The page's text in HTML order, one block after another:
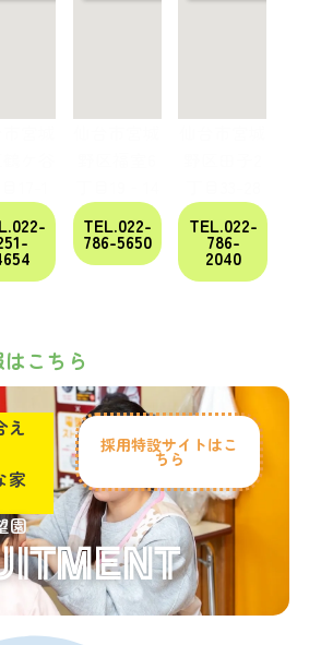
TEL.022-
786-5650
TEL.022-
786-
2040
こちら
え
家
園
採用特設サイトはこ
ちら